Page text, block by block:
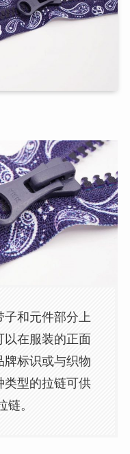
和元件部分上
以在服装的正面
牌标识或与织物
类型的拉链可供
。